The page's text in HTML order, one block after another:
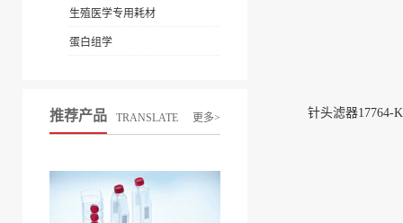
生殖医学专用耗材
蛋白组学
推荐产品 TRANSLATE 更多> 针头滤器17764-K